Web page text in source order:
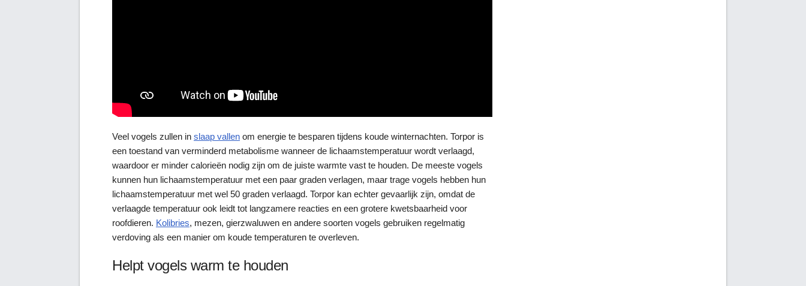
Veel vogels zullen in slaap vallen om energie te besparen tijdens koude winternachten. Torpor is
een toestand van verminderd metabolisme wanneer de lichaamstemperatuur wordt verlaagd,
waardoor er minder calorieën nodig zijn om de juiste warmte vast te houden. De meeste vogels
kunnen hun lichaamstemperatuur met een paar graden verlagen, maar trage vogels hebben hun
lichaamstemperatuur met wel 50 graden verlaagd. Torpor kan echter gevaarlijk zijn, omdat de
verlaagde temperatuur ook leidt tot langzamere reacties en een grotere kwetsbaarheid voor
roofdieren. Kolibries, mezen, gierzwaluwen en andere soorten vogels gebruiken regelmatig
verdoving als een manier om koude temperaturen te overleven.
Helpt vogels warm te houden